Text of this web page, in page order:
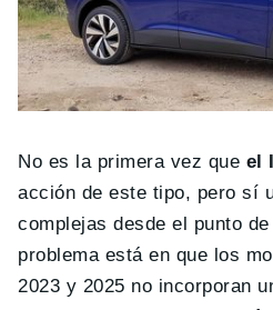
No es la primera vez que el
acción de este tipo, pero sí
complejas desde el punto
problema está en que los
2023 y 2025 no incorporan